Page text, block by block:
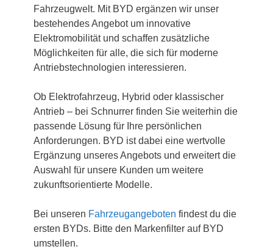
Fahrzeugwelt. Mit BYD ergänzen wir unser
bestehendes Angebot um innovative
Elektromobilität und schaffen zusätzliche
Möglichkeiten für alle, die sich für moderne
Antriebstechnologien interessieren.
Ob Elektrofahrzeug, Hybrid oder klassischer
Antrieb – bei Schnurrer finden Sie weiterhin die
passende Lösung für Ihre persönlichen
Anforderungen. BYD ist dabei eine wertvolle
Ergänzung unseres Angebots und erweitert die
Auswahl für unsere Kunden um weitere
zukunftsorientierte Modelle.
Bei unseren Fahrzeugangeboten findest du die
ersten BYDs. Bitte den Markenfilter auf BYD
umstellen.